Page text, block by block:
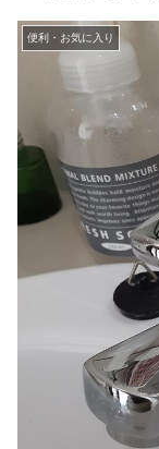
便利・お気に入り